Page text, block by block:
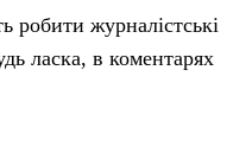
журналістські
ласка, в коментарях